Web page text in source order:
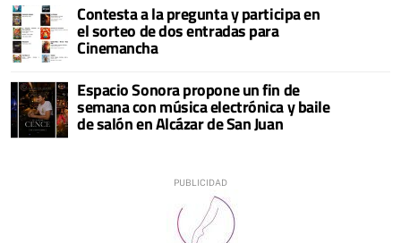
Contesta a la pregunta y participa en
el sorteo de dos entradas para
Cinemancha
Espacio Sonora propone un fin de
semana con música electrónica y baile
de salón en Alcázar de San Juan